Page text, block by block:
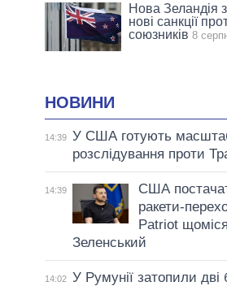
Нова Зеландія
нові санкції
союзників 8
НОВИНИ
14:39 У США готують
розслідування проти
14:39
США
ракети-
Patriot
Зеленський
14:02 У Румунії затопили